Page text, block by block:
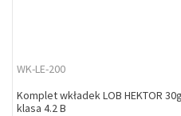
WK-LE-200
Komplet wkładek LOB HEKTOR
klasa 4.2 B